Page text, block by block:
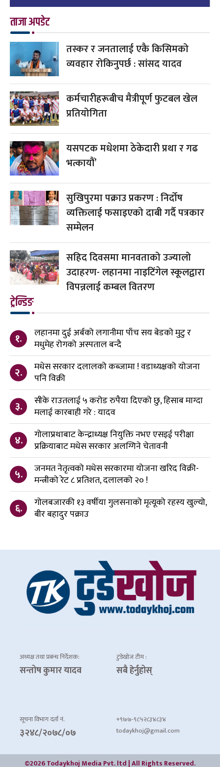
ताजा अपडेट
तस्कर र जनतालाई एकै किसिमको
व्यवहार रोकिनुपर्छ : सांसद यादव
कर्मचारीहरूबीच मैत्रीपूर्ण फुटबल खेल
प्रतियोगिता
यसपटक मधेशमा ठेकेदारी प्रथा र गढ
भत्कायौं’
सुखिपुरमा पक्राउ प्रकरण : निर्दोष
व्यक्तिलाई फसाइएको दाबी गर्दै पत्रकार
सम्मेलन
सहिद दिवसमा मानवताको उज्यालो
उदाहरण- लहानमा नाइटिंगेल स्कूलद्वारा
विपन्नलाई कम्बल वितरण
ट्रेन्डिङ
१.
लहानमा दुई अर्बको लगानीमा पाँच सय बेडको मुटु र
मधुमेह रोगको अस्पताल बन्दै
२.
मधेस सरकार दलालको कब्जामा ! वडाध्यक्षको योजना
पनि विक्री
३.
सीके राउतलाई ५ करोड रुपैया दिएको छु, हिसाब माग्दा
मलाई कारबाही गरे : यादव
४.
गोलाप्रथाबाट केन्द्राध्यक्ष नियुक्ति नभए एसइई परीक्षा
प्रक्रियाबाट मधेस सरकार अलग्गिने चेतावनी
५.
जनमत नेतृत्वको मधेस सरकारमा योजना खरिद विक्री-
मन्त्रीको रेट ८ प्रतिशत, दलालको २० !
६.
गोलबजारकी १३ वर्षीया गुलसनाको मृत्यूको रहस्य खुल्यो,
बीर बहादुर पक्राउ
अध्यक्ष तथा प्रबन्ध निर्देशक:
सन्तोष कुमार यादव
टुडेखोज टीम :
सबै हेर्नुहोस्
सूचना विभाग दर्ता नं.
३२४८/२०७८/०७
+९७७-९८५२८३४८३४
todaykhoj@gmail.com
©2026 Todaykhoj Media Pvt. ltd | All Rights Reserved.